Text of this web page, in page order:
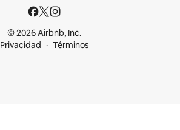
© 2026 Airbnb, Inc.
Privacidad
Términos